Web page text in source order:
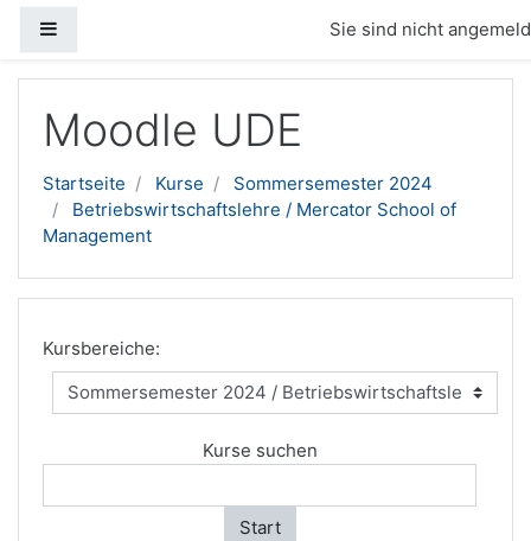
Sie sind nicht
Moodle UDE
Startseite Kurse
Sommersemester 2024
Betriebswirtschaftslehre / Mercator School of
Management
Kursbereiche:
Kurse suchen
Start